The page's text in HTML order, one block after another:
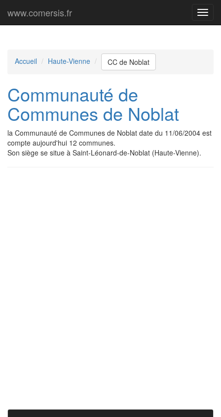
Menu
www.comersis.fr
Accueil Haute-Vienne CC de Noblat
Communauté de
Communes de Noblat
la Communauté de Communes de Noblat date du 11/06/2004 est
compte aujourd'hui 12 communes.
Son siège se situe à Saint-Léonard-de-Noblat (Haute-Vienne).